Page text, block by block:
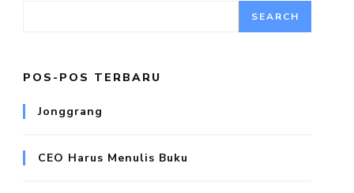
SEARCH
POS-POS TERBARU
Jonggrang
CEO Harus Menulis Buku